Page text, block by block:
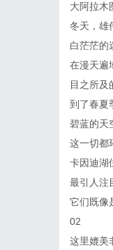
大阿拉木
冬天，雄
白茫茫的
在漫天遍
目之所及
到了春夏
碧蓝的天
这一切都
卡因迪湖
最引人注
它们既像
02
这里媲美